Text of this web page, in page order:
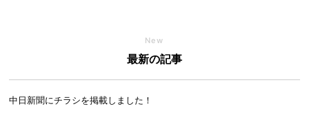
New
最新の記事
中日新聞にチラシを掲載しました！